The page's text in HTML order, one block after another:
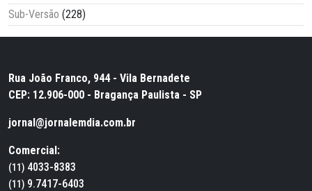
Sub-Versão (228)
Rua João Franco, 944 - Vila Bernadete
CEP: 12.906-000 - Bragança Paulista - SP
jornal@jornalemdia.com.br
Comercial:
(11) 4033-8383
(11) 9.7417-6403